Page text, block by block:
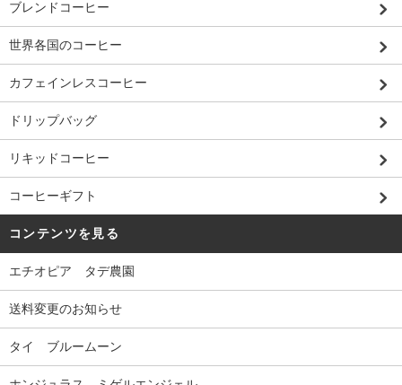
ブレンドコーヒー
世界各国のコーヒー
カフェインレスコーヒー
ドリップバッグ
リキッドコーヒー
コーヒーギフト
コンテンツを見る
エチオピア タデ農園
送料変更のお知らせ
タイ ブルームーン